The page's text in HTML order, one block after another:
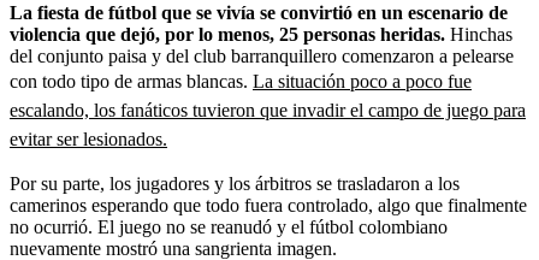
La fiesta de fútbol que se vivía se convirtió en un escenario de
violencia que dejó, por lo menos, 25 personas heridas. Hinchas
del conjunto paisa y del club barranquillero comenzaron a pelearse
con todo tipo de armas blancas. La situación poco a poco fue
escalando, los fanáticos tuvieron que invadir el campo de juego para
evitar ser lesionados.
Por su parte, los jugadores y los árbitros se trasladaron a los
camerinos esperando que todo fuera controlado, algo que finalmente
no ocurrió. El juego no se reanudó y el fútbol colombiano
nuevamente mostró una sangrienta imagen.